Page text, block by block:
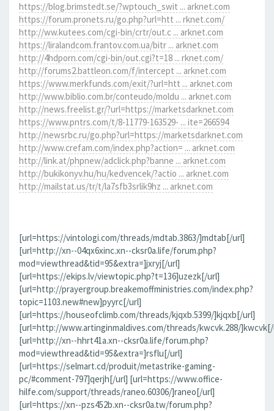
https://blog.brimstedt.se/?wptouch_swit ... arknet.com
https://forum.pronets.ru/go.php?url=htt ... rknet.com/
http://ww.kutees.com/cgi-bin/crtr/out.c ... arknet.com
https://liralandcom.frantov.com.ua/bitr ... arknet.com
http://4hdporn.com/cgi-bin/out.cgi?t=18 ... rknet.com/
http://forums2.battleon.com/f/intercept ... arknet.com
https://www.merkfunds.com/exit/?url=htt ... arknet.com
http://www.biblio.com.br/conteudo/moldu ... arknet.com
http://news.freelist.gr/?url=https://marketsdarknet.com
https://www.pntrs.com/t/8-11779-163529- ... ite=266594
http://newsrbc.ru/go.php?url=https://marketsdarknet.com
http://www.crefam.com/index.php?action= ... arknet.com
http://link.at/phpnew/adclick.php?banne ... arknet.com
http://bukikonyv.hu/hu/kedvencek/?actio ... arknet.com
http://mailstat.us/tr/t/la7sfb3srlik9hz ... arknet.com
[url=https://vintologi.com/threads/mdtab.3863/]mdtab[/url]
[url=http://xn--04qx6xinc.xn--cksr0a.life/forum.php?
mod=viewthread&tid=95&extra=]jxryj[/url]
[url=https://ekips.lv/viewtopic.php?t=136]uzezk[/url]
[url=http://prayergroup.breakemoffministries.com/index.php?
topic=1103.new#new]pyyrc[/url]
[url=https://houseofclimb.com/threads/kjqxb.5399/]kjqxb[/url]
[url=http://www.artinginmaldives.com/threads/kwcvk.288/
[url=http://xn--hhrt41a.xn--cksr0a.life/forum.php?
mod=viewthread&tid=95&extra=]rsflu[/url]
[url=https://selmart.cd/produit/metastrike-gaming-
pc/#comment-797]qerjh[/url] [url=https://www.office-
hilfe.com/support/threads/raneo.60306/]raneo[/url]
[url=https://xn--pzs452b.xn--cksr0a.tw/forum.php?